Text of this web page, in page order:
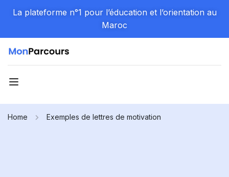
La plateforme n°1 pour l’éducation et l’orientation au
Maroc
Home Exemples de lettres de motivation